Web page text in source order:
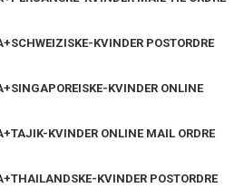
KVINDER POSTORDRE
KVINDER ONLINE
KVINDER ONLINE MAIL ORDRE
KVINDER POSTORDRE